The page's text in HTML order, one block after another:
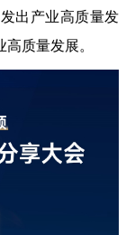
出产业高质量发
质量发展。